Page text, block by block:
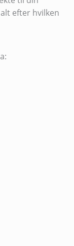
efter hvilken